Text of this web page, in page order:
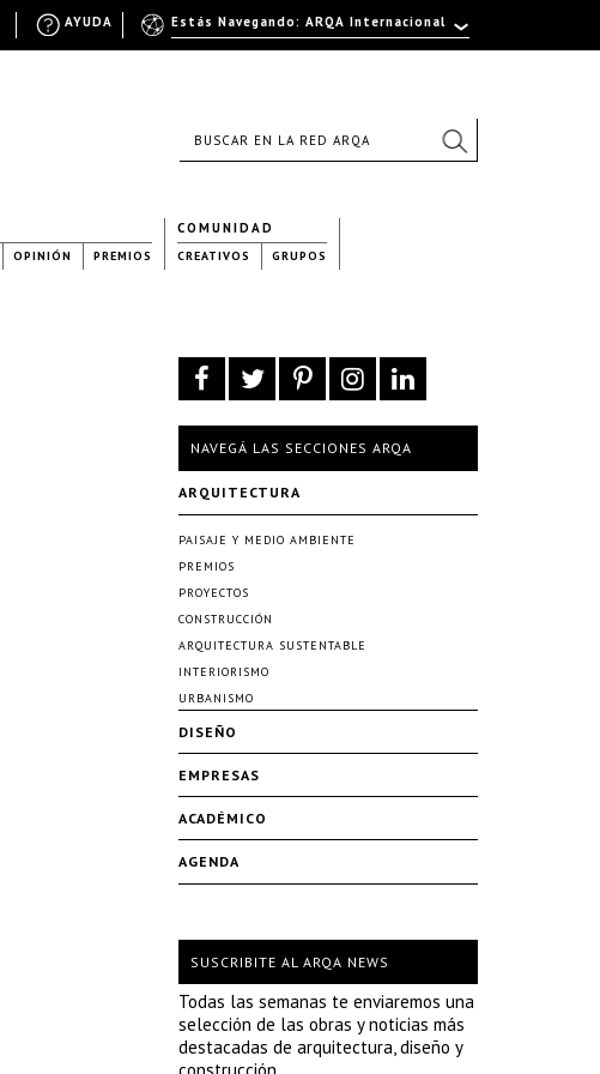
OPINIÓN PREMIOS
COMUNIDAD
CREATIVOS GRUPOS
NAVEGÁ LAS SECCIONES ARQA
ARQUITECTURA
PAISAJE Y MEDIO AMBIENTE
PREMIOS
PROYECTOS
CONSTRUCCIÓN
ARQUITECTURA SUSTENTABLE
INTERIORISMO
URBANISMO
DISEÑO
EMPRESAS
ACADÉMICO
AGENDA
SUSCRIBITE AL ARQA NEWS
Todas las semanas te enviaremos una
selección de las obras y noticias más
destacadas de arquitectura, diseño y
Estás Navegando: ARQA Internacional
AYUDA